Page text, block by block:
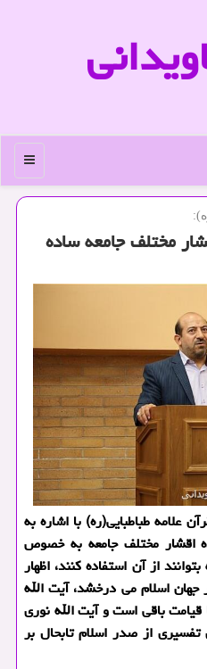
منو
مختلف جامعه ساده
علامه طباطبایی(ره) با اشاره به
اقشار مختلف جامعه به خصوص
از آن استفاده كنند، اظهار
جهان اسلام می درخشد، آیت الله
قیامت باقی است و آیت الله نوری
از صدر اسلام تابحال بر